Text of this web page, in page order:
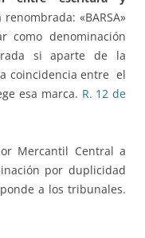
«BARSA»
como denominación
si aparte de la
coincidencia entre el
esa marca. R. 12 de
Mercantil Central a
por duplicidad
a los tribunales.